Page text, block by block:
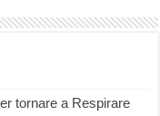
tornare a Respirare